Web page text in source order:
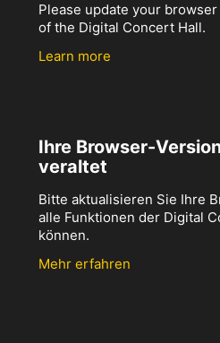
Please update your
of the Digital Concert Hall.
Learn more
Ihre Browser-
veraltet
Bitte aktualisieren Sie Ihre
alle Funktionen der Digital
können.
Mehr erfahren